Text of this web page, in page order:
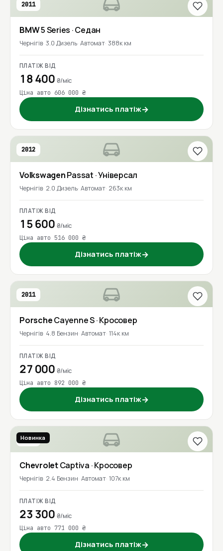
2011
BMW5 Series · Седан
Чернігів 3.0 Дизель Автомат 388к км
ПЛАТІЖ ВІД
18 400 ₴/міс
Ціна авто 606 000 ₴
Дізнатись платіж→
2012
VolkswagenPassat · Універсал
Чернігів 2.0 Дизель Автомат 263к км
ПЛАТІЖ ВІД
15 600 ₴/міс
Ціна авто 516 000 ₴
Дізнатись платіж→
2011
PorscheCayenne S· Кросовер
Чернігів 4.8 Бензин Автомат 114к км
ПЛАТІЖ ВІД
27 000 ₴/міс
Ціна авто 892 000 ₴
Дізнатись платіж→
2017
Новинка
ChevroletCaptiva · Кросовер
Чернігів 2.4 Бензин Автомат 107к км
ПЛАТІЖ ВІД
23 300 ₴/міс
Ціна авто 771 000 ₴
Дізнатись платіж→